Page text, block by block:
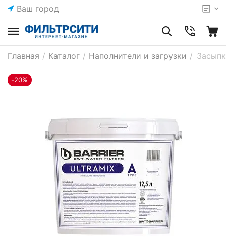
Ваш город
Главная / Каталог / Наполнители и загрузки /
-20%